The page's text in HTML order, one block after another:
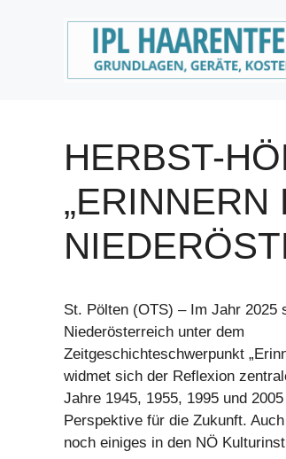
HERBST-
St. Pölten (OTS) – Im Jahr 2025
Niederösterreich unter dem
Zeitgeschichteschwerpunkt
widmet sich der Reflexion
Jahre 1945, 1955, 1995 und
Perspektive für die Zukunft.
noch einiges in den NÖ